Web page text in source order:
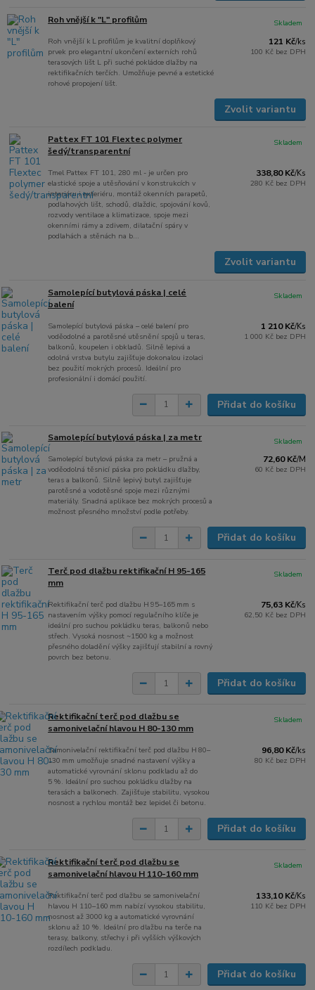
Roh vnější k "L" profilům
Roh vnější k L profilům je kvalitní doplňkový
prvek pro elegantní ukončení externích rohů
terasových lišt L při suché pokládce dlažby na
rektifikačních terčích. Umožňuje pevné a estetické
rohové propojení lišt.
121 Kč/ks
100 Kč bez DPH
Skladem
Zvolit variantu
Pattex FT 101 Flextec polymer
šedý/transparentní
Tmel Pattex FT 101, 280 ml - je určen pro
elastické spoje a utěsňování v konstrukcích v
interiéru i exteriéru, montáž okenních parapetů,
podlahových lišt, schodů, dlaždic, spojování kovů,
rozvody ventilace a klimatizace, spoje mezi
okenními rámy a zdivem, dilatační spáry v
podlahách a stěnách na b...
338,80 Kč/Ks
280 Kč bez DPH
Skladem
Zvolit variantu
Samolepící butylová páska | celé
balení
Samolepící butylová páska – celé balení pro
voděodolné a parotěsné utěsnění spojů u teras,
balkonů, koupelen i obkladů. Silně lepivá a
odolná vrstva butylu zajišťuje dokonalou izolaci
bez použití mokrých procesů. Ideální pro
profesionální i domácí použití.
1 210 Kč/Ks
1 000 Kč bez DPH
Skladem
Přidat do košíku
Samolepící butylová páska | za metr
Samolepící butylová páska za metr – pružná a
voděodolná těsnicí páska pro pokládku dlažby,
teras a balkonů. Silně lepivý butyl zajišťuje
parotěsné a vodotěsné spoje mezi různými
materiály. Snadná aplikace bez mokrých procesů a
možnost přesného množství podle potřeby.
72,60 Kč/M
60 Kč bez DPH
Skladem
Přidat do košíku
Terč pod dlažbu rektifikační H 95-165
mm
Rektifikační terč pod dlažbu H 95–165 mm s
nastavením výšky pomocí regulačního klíče je
ideální pro suchou pokládku teras, balkonů nebo
střech. Vysoká nosnost ~1500 kg a možnost
přesného doladění výšky zajišťují stabilní a rovný
povrch bez betonu.
75,63 Kč/Ks
62,50 Kč bez DPH
Skladem
Přidat do košíku
Rektifikační terč pod dlažbu se
samonivelační hlavou H 80-130 mm
Samonivelační rektifikační terč pod dlažbu H 80–
130 mm umožňuje snadné nastavení výšky a
automatické vyrovnání sklonu podkladu až do
5 %. Ideální pro suchou pokládku dlažby na
terasách a balkonech. Zajišťuje stabilitu, vysokou
nosnost a rychlou montáž bez lepidel či betonu.
96,80 Kč/ks
80 Kč bez DPH
Skladem
Přidat do košíku
Rektifikační terč pod dlažbu se
samonivelační hlavou H 110-160 mm
Rektifikační terč pod dlažbu se samonivelační
hlavou H 110–160 mm nabízí vysokou stabilitu,
nosnost až 3000 kg a automatické vyrovnání
sklonu až 10 %. Ideální pro dlažbu na terče na
terasy, balkony, střechy i při vyšších výškových
rozdílech podkladu.
133,10 Kč/Ks
110 Kč bez DPH
Skladem
Přidat do košíku